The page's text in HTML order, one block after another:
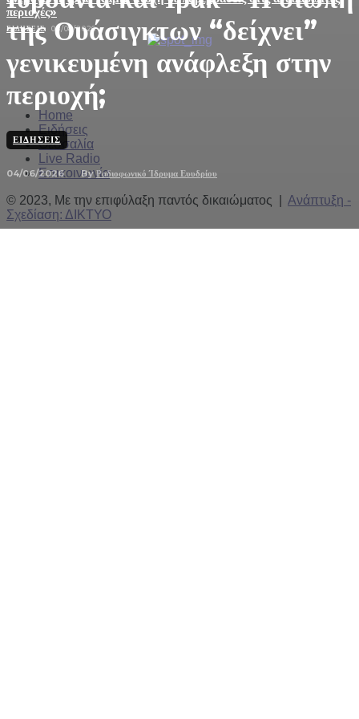
της Ουάσιγκτων “δείχνει”
γενικευμένη ανάφλεξη στην
περιοχή;
ΕΙΔΉΣΕΙΣ
04/06/2026 By Ραδιοφωνικό Ίδρυμα Ευυδρίου
περιοχές»
ΕΙΔΉΣΕΙΣ 08/08/2026
Home
Ειδήσεις
Θεσσαλία
Live Radio
Επικοινωνία
© 2023, Με την επιφύλαξη παντός δικαιώματος | Ανάπτυξη -
Σχεδίαση: ΔΙΚΤΥΟ